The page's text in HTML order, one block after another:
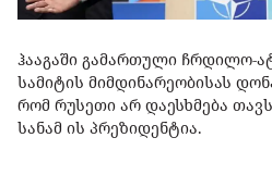
ჰააგაში გამართული ჩრდილო-
სამიტის მიმდინარეობისას
რომ რუსეთი არ დაესხმება
სანამ ის პრეზიდენტია.